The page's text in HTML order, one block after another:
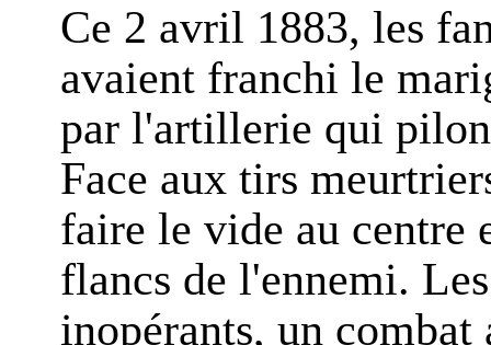
Ce 2 avril 1883, les
avaient franchi le
par l'artillerie qui
Face aux tirs
faire le vide au centre
flancs de l'ennemi.
inopérants, un combat